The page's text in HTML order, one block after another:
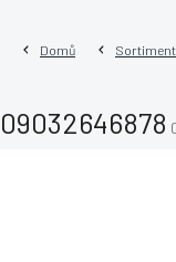
Domů Sortiment
09032646878